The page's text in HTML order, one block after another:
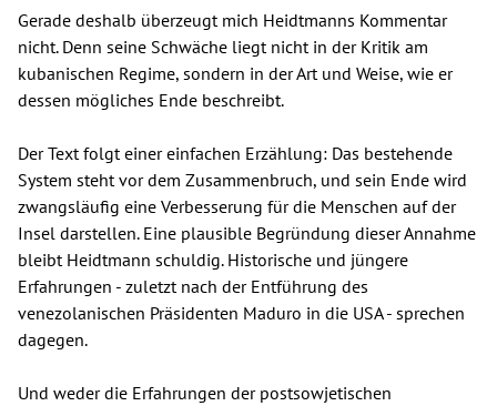
Gerade deshalb überzeugt mich Heidtmanns Kommentar
nicht. Denn seine Schwäche liegt nicht in der Kritik am
kubanischen Regime, sondern in der Art und Weise, wie er
dessen mögliches Ende beschreibt.
Der Text folgt einer einfachen Erzählung: Das bestehende
System steht vor dem Zusammenbruch, und sein Ende wird
zwangsläufig eine Verbesserung für die Menschen auf der
Insel darstellen. Eine plausible Begründung dieser Annahme
bleibt Heidtmann schuldig. Historische und jüngere
Erfahrungen - zuletzt nach der Entführung des
venezolanischen Präsidenten Maduro in die USA - sprechen
dagegen.
Und weder die Erfahrungen der postsowjetischen